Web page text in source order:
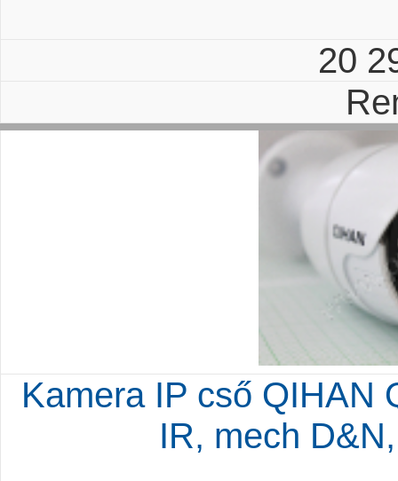
20
Kamera IP cső QIHAN
IR, mech